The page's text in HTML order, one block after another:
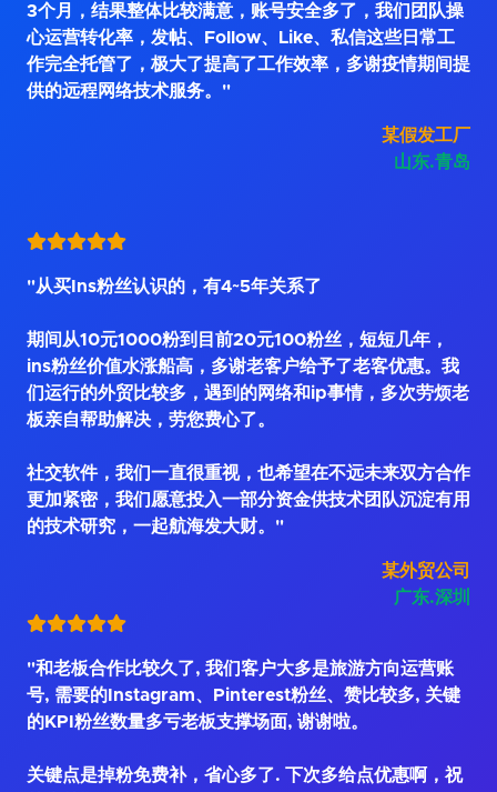
3个月，结果整体比较满意，账号安全多了，我们团队操
心运营转化率，发帖、Follow、Like、私信这些日常工
作完全托管了，极大了提高了工作效率，多谢疫情期间提
供的远程网络技术服务。"
某假发工厂
山东.青岛
"从买Ins粉丝认识的，有4~5年关系了
期间从10元1000粉到目前20元100粉丝，短短几年，
ins粉丝价值水涨船高，多谢老客户给予了老客优惠。我
们运行的外贸比较多，遇到的网络和ip事情，多次劳烦老
板亲自帮助解决，劳您费心了。
社交软件，我们一直很重视，也希望在不远未来双方合作
更加紧密，我们愿意投入一部分资金供技术团队沉淀有用
的技术研究，一起航海发大财。"
某外贸公司
广东.深圳
"和老板合作比较久了, 我们客户大多是旅游方向运营账
号, 需要的Instagram、Pinterest粉丝、赞比较多, 关键
的KPI粉丝数量多亏老板支撑场面, 谢谢啦。
关键点是掉粉免费补，省心多了. 下次多给点优惠啊，祝